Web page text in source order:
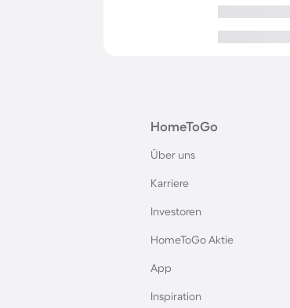
HomeToGo
Über uns
Karriere
Investoren
HomeToGo Aktie
App
Inspiration